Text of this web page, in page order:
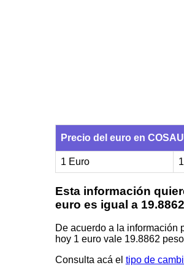
Precio del euro en
1 Euro
Esta información
euro es igual a
De acuerdo a la información
hoy 1 euro vale 19.8862
Consulta acá el tipo de